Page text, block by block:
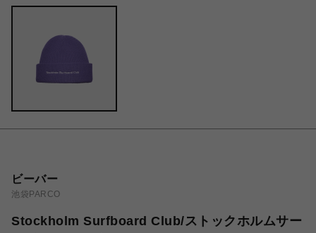
ビーバー
池袋PARCO
Stockholm Surfboard Club/ストックホルムサー